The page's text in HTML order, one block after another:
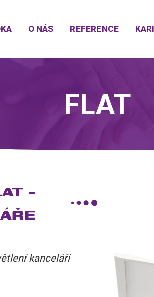
O NÁS REFERENCE
FLAT
-
kanceláří